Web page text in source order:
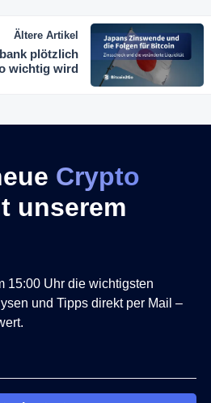
Ältere Artikel
plötzlich
wichtig wird
Crypto
unserem
15:00 Uhr die wichtigsten
und Tipps direkt per Mail –